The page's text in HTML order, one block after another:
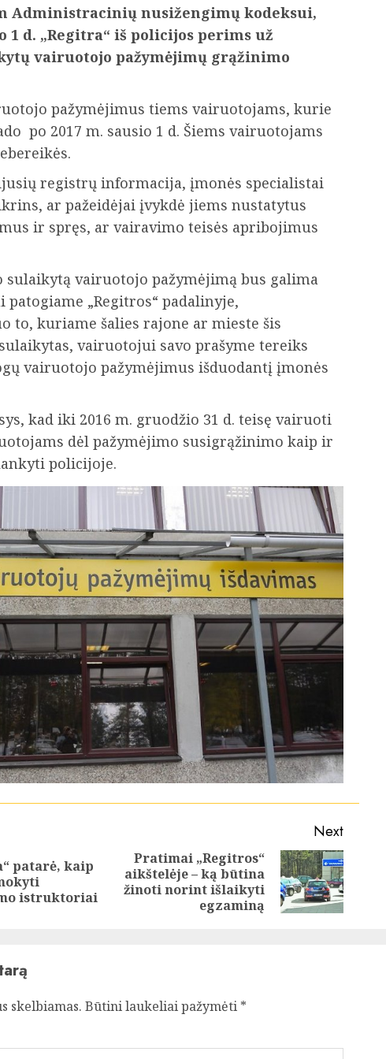
Administracinių nusižengimų kodeksui,
1 d. „Regitra“ iš policijos perims už
vairuotojo pažymėjimų grąžinimo
pažymėjimus tiems vairuotojams, kurie
po 2017 m. sausio 1 d. Šiems vairuotojams
registrų informacija, įmonės specialistai
ar pažeidėjai įvykdė jiems nustatytus
ir spręs, ar vairavimo teisės apribojimus
sulaikytą vairuotojo pažymėjimą bus galima
„Regitros“ padalinyje,
to, kuriame šalies rajone ar mieste šis
vairuotojui savo prašyme tereiks
vairuotojo pažymėjimus išduodantį įmonės
kad iki 2016 m. gruodžio 31 d. teisę vairuoti
dėl pažymėjimo susigrąžinimo kaip ir
policijoje.
Previous
post:
patarė, kaip
istruktoriai
Next
Next
post:
Pratimai „Regitros“
aikštelėje – ką būtina
žinoti norint išlaikyti
egzaminą
skelbiamas. Būtini laukeliai pažymėti *